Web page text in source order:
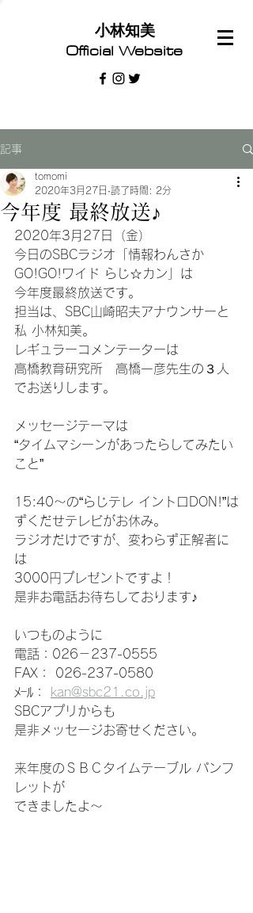
Official Website
​小林知美
記事
今年度 最終放送♪
tomomi
2020年3月27日 読了時間: 2分
2020年3月27日（金）
今日のSBCラジオ「情報わんさか
GO!GO!ワイド らじ☆カン」は
今年度最終放送です。
担当は、SBC山崎昭夫アナウンサーと
私 小林知美。
レギュラーコメンテーターは
高橋教育研究所　高橋一彦先生の３人
でお送りします。
メッセージテーマは
“タイムマシーンがあったらしてみたい
こと”
15:40～の“らじテレ イントロDON!”は
ずくだせテレビがお休み。
ラジオだけですが、変わらず正解者に
は
3000円プレゼントですよ！
是非お電話お待ちしております♪
いつものように
電話：026－237-0555
FAX： 026-237-0580
ﾒｰﾙ：
kan@sbc21.co.jp
SBCアプリからも
是非メッセージお寄せください。
来年度のＳＢＣタイムテーブル パンフ
レットが
できましたよ～